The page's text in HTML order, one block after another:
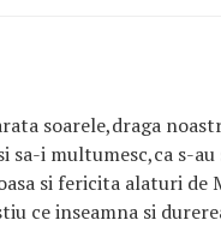
soarele,draga
sa-i multumesc,ca s-
si fericita alaturi de
ce inseamna si